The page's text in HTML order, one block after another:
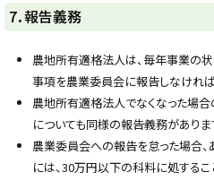
る
ト
ッ
プ
戻
7．報告義務
農地所有適格法人は、毎年事業の
事項を農業委員会に報告しなければ
農地所有適格法人でなくなった場
についても同様の報告義務がありま
農業委員会への報告を怠った場合
には、30万円以下の科料に処するこ